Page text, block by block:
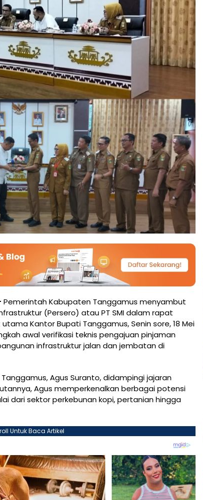
Pemerintah Kabupaten Tanggamus menyambut
(Persero) atau PT SMI dalam rapat
Kantor Bupati Tanggamus, Senin sore, 18 Mei
awal verifikasi teknis pengajuan pinjaman
infrastruktur jalan dan jembatan di
Agus Suranto, didampingi jajaran
Agus memperkenalkan berbagai potensi
dari sektor perkebunan kopi, pertanian hingga
Untuk Baca Artikel